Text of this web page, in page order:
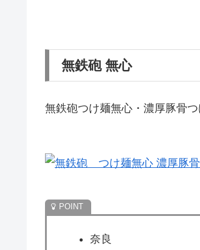
無鉄砲 無心
無鉄砲つけ麺無心・濃厚豚骨
奈良